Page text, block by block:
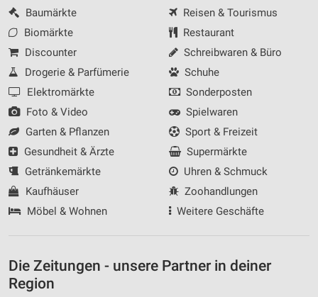
Baumärkte
Biomärkte
Discounter
Drogerie & Parfümerie
Elektromärkte
Foto & Video
Garten & Pflanzen
Gesundheit & Ärzte
Getränkemärkte
Kaufhäuser
Möbel & Wohnen
Reisen & Tourismus
Restaurant
Schreibwaren & Büro
Schuhe
Sonderposten
Spielwaren
Sport & Freizeit
Supermärkte
Uhren & Schmuck
Zoohandlungen
Weitere Geschäfte
Die Zeitungen - unsere Partner in deiner
Region